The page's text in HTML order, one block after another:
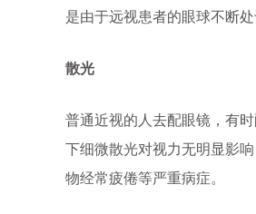
是由于远视患者的眼球不断
散光
普通近视的人去配眼镜，有
下细微散光对视力无明显影
物经常疲倦等严重病症。